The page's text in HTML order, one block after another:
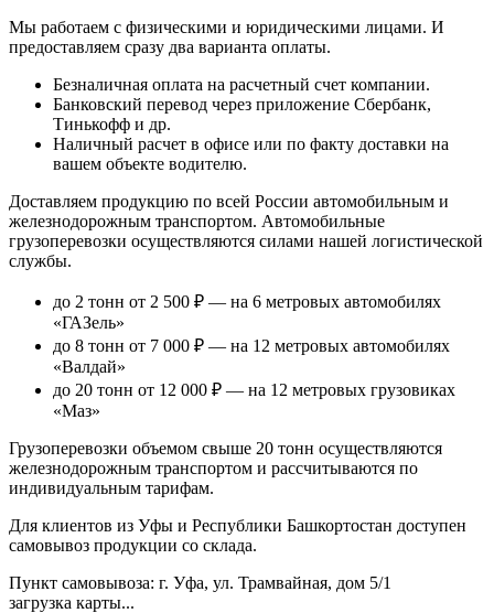
Мы работаем с физическими и юридическими лицами. И
предоставляем сразу два варианта оплаты.
Безналичная оплата на расчетный счет компании.
Банковский перевод через приложение Сбербанк,
Тинькофф и др.
Наличный расчет в офисе или по факту доставки на
вашем объекте водителю.
Доставляем продукцию по всей России автомобильным и
железнодорожным транспортом. Автомобильные
грузоперевозки осуществляются силами нашей логистической
службы.
до 2 тонн от 2 500 ₽ — на 6 метровых автомобилях
«ГАЗель»
до 8 тонн от 7 000 ₽ — на 12 метровых автомобилях
«Валдай»
до 20 тонн от 12 000 ₽ — на 12 метровых грузовиках
«Маз»
Грузоперевозки объемом свыше 20 тонн осуществляются
железнодорожным транспортом и рассчитываются по
индивидуальным тарифам.
Для клиентов из Уфы и Республики Башкортостан доступен
самовывоз продукции со склада.
Пункт самовывоза: г. Уфа, ул. Трамвайная, дом 5/1
загрузка карты...